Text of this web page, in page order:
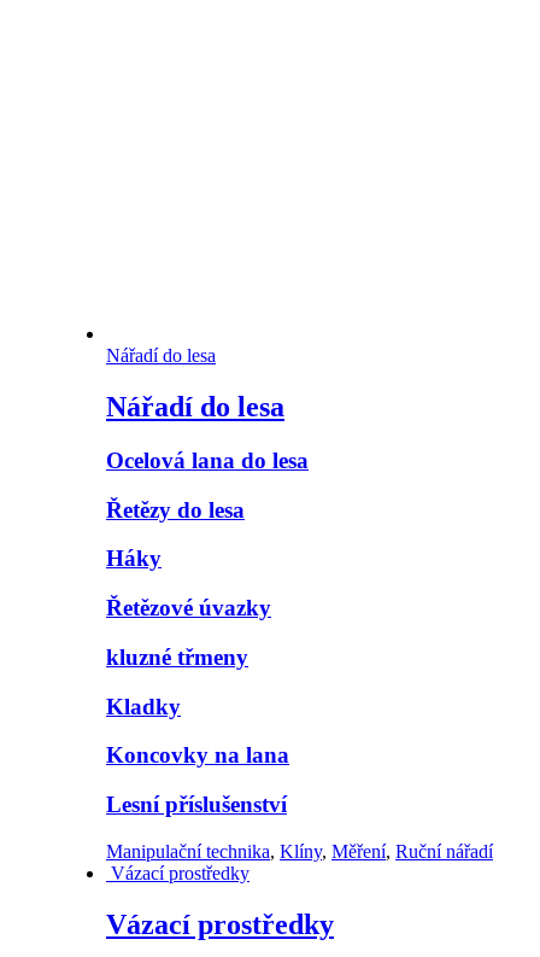
Nářadí do lesa
Nářadí do lesa
Ocelová lana do lesa
Řetězy do lesa
Háky
Řetězové úvazky
kluzné třmeny
Kladky
Koncovky na lana
Lesní příslušenství
Manipulační technika, Klíny, Měření, Ruční nářadí
Vázací prostředky
Vázací prostředky